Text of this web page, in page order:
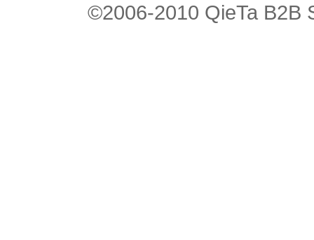
©2006-2010 QieTa B2B